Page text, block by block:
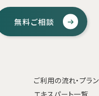
無料ご相談
ご利用の流れ・プラン